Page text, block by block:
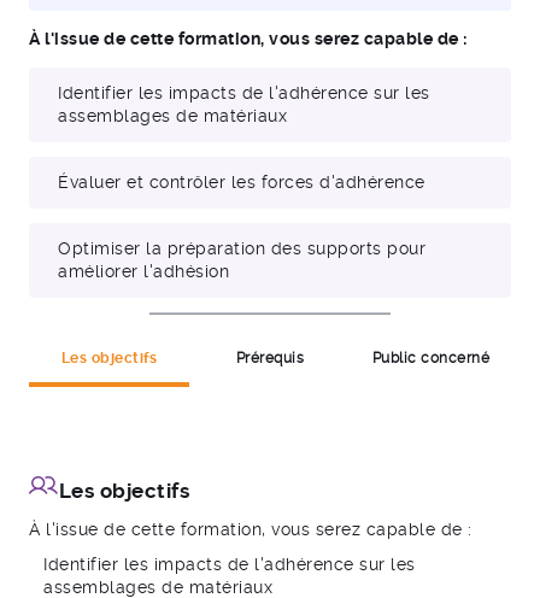
À l'issue de cette formation, vous serez capable de :
Identifier les impacts de l'adhérence sur les
assemblages de matériaux
Évaluer et contrôler les forces d'adhérence
Optimiser la préparation des supports pour
améliorer l'adhésion
Les objectifs Prérequis Public concerné
Les objectifs
À l'issue de cette formation, vous serez capable de :
Identifier les impacts de l'adhérence sur les
assemblages de matériaux